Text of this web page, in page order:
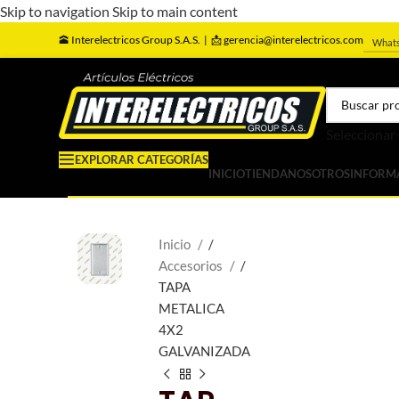
Skip to navigation Skip to main content
🕋 Interelectricos Group S.A.S. | 📩 gerencia@interelectricos.com
EXPLORAR CATEGORÍAS
INICIOTIENDANOSOTROS
Inicio
/
Accesorios
/
TAPA
METALICA
4X2
GALVANIZADA